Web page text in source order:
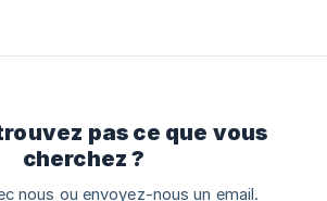
pas ce que vous
cherchez ?
nous ou envoyez-nous un email.